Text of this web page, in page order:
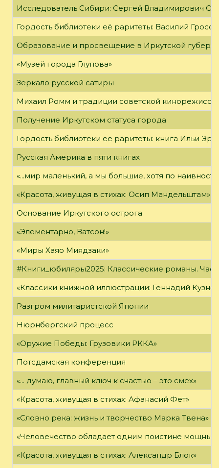
Исследователь Сибири: Сергей Владимирович
Гордость библиотеки её раритеты: Василий
Образование и просвещение в Иркутской
«Музей города Глупова»
Зеркало русской сатиры
Михаил Ромм и традиции советской
Получение Иркутском статуса города
Гордость библиотеки её раритеты: книга Ильи
Русская Америка в пяти книгах
«...мир маленький, а мы большие, хотя по
«Красота, живущая в стихах: Осип Мандельштам»
Основание Иркутского острога
«Элементарно, Ватсон!»
«Миры Хаяо Миядзаки»
#Книги_юбиляры2025: Классические романы.
«Классики книжной иллюстрации: Геннадий
Разгром милитаристской Японии
Нюрнбергский процесс
«Оружие Победы: Грузовики РККА»
Потсдамская конференция
«... думаю, главный ключ к счастью – это смех»
«Красота, живущая в стихах: Афанасий Фет»
«Словно река: жизнь и творчество Марка Твена»
«Человечество обладает одним поистине
«Красота, живущая в стихах: Александр Блок»